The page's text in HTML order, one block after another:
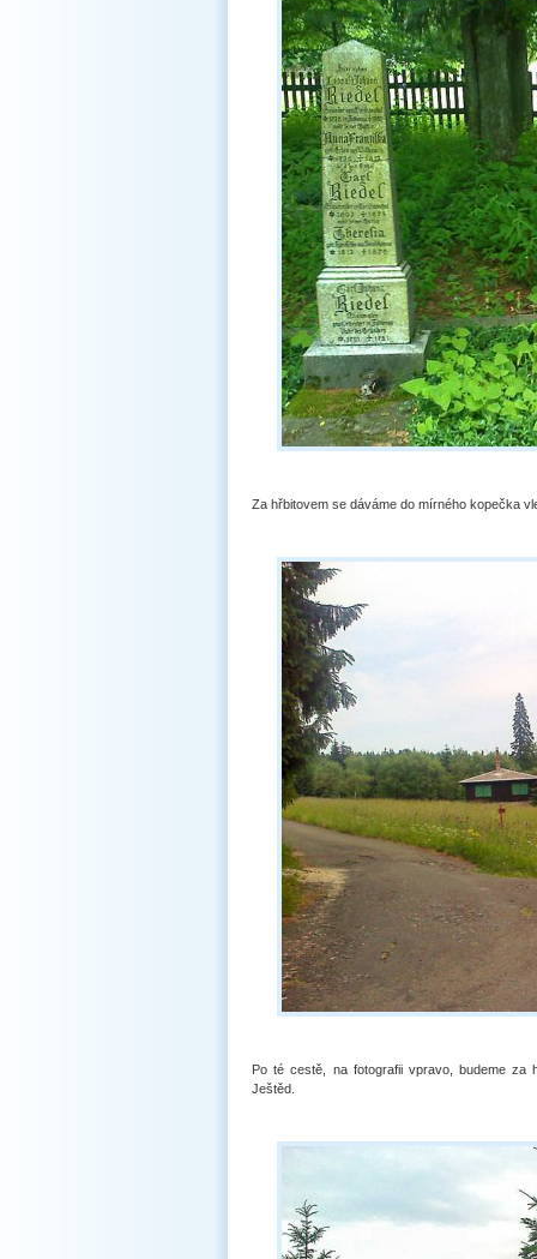
Za hřbitovem se dáváme do mírného kopečka
Po té cestě, na fotografii vpravo, budeme za
Ještěd.